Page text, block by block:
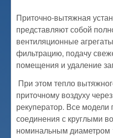
Приточно-вытяжная
представляют собой
вентиляционные
фильтрацию, подачу
помещения и удаление
При этом тепло
приточному воздуху
рекуператор. Все
соединения с круглыми
номинальным диаметром